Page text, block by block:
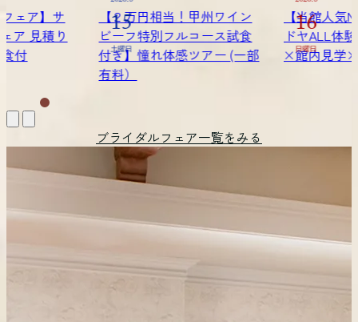
州ワイン
ース試食
アー (一部
16
日曜日
【当館人気No.1フェア】サ
ドヤALL体験フェア 見積り
×館内見学×試食付
22
土曜日
【２万円相
ビーフ特別
付き】憧れ
ブライダルフェア一覧をみる